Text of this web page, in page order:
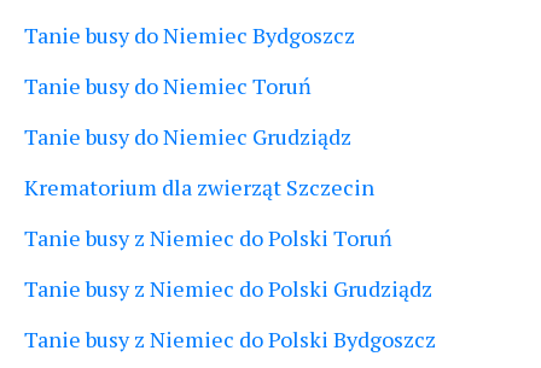
Tanie busy do Niemiec Bydgoszcz
Tanie busy do Niemiec Toruń
Tanie busy do Niemiec Grudziądz
Krematorium dla zwierząt Szczecin
Tanie busy z Niemiec do Polski Toruń
Tanie busy z Niemiec do Polski Grudziądz
Tanie busy z Niemiec do Polski Bydgoszcz